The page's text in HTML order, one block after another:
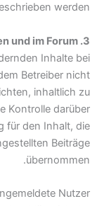
werden.
3. Meinungsäußerungen bei Kommentaren und im Forum
Inhalte bei
Betreiber nicht
inhaltlich zu
Kontrolle darüber
für den Inhalt, die
Beiträge
übernommen.
Nutzer